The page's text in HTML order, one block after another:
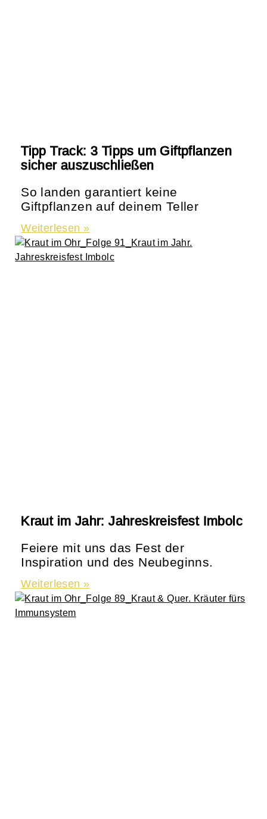
Tipp Track: 3 Tipps um Giftpflanzen
sicher auszuschließen
So landen garantiert keine
Giftpflanzen auf deinem Teller
Weiterlesen »
Kraut im Jahr: Jahreskreisfest Imbolc
Feiere mit uns das Fest der
Inspiration und des Neubeginns.
Weiterlesen »